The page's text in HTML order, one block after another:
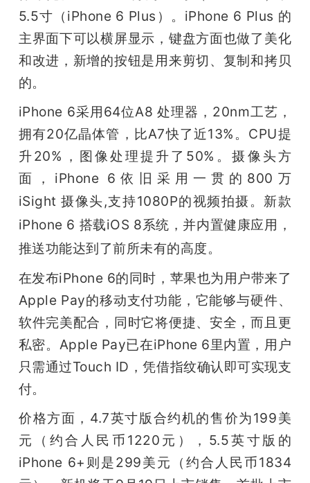
GAIR
题
爱
搞
5.5寸（iPhone 6 Plus）。iPhone 6 Plus 的
主界面下可以横屏显示，键盘方面也做了美化
和改进，新增的按钮是用来剪切、复制和拷贝
的。
iPhone 6采用64位A8 处理器，20nm工艺，
拥有20亿晶体管，比A7快了近13%。CPU提
升20%，图像处理提升了50%。摄像头方
面，iPhone 6依旧采用一贯的800万
iSight 摄像头,支持1080P的视频拍摄。新款
iPhone 6 搭载iOS 8系统，并内置健康应用，
推送功能达到了前所未有的高度。
在发布iPhone 6的同时，苹果也为用户带来了
Apple Pay的移动支付功能，它能够与硬件、
软件完美配合，同时它将便捷、安全，而且更
私密。Apple Pay已在iPhone 6里内置，用户
只需通过Touch ID，凭借指纹确认即可实现支
付。
价格方面，4.7英寸版合约机的售价为199美
元（约合人民币1220元），5.5英寸版的
iPhone 6+则是299美元（约合人民币1834